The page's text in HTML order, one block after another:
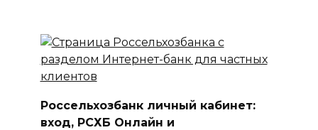
Россельхозбанк личный кабинет:
вход, РСХБ Онлайн и